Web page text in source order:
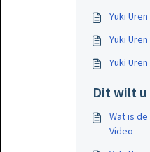
Yuki
Yuki
Yuki
Dit wilt u
Wat is
Video